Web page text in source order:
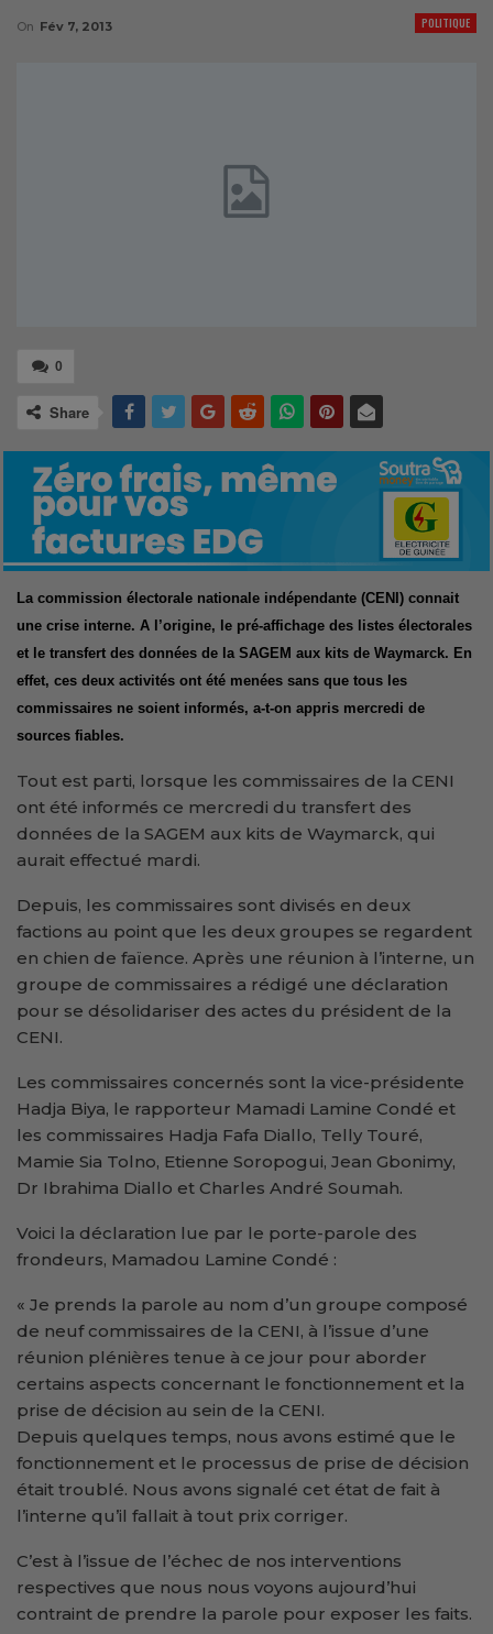
POLITIQUE
On Fév 7, 2013
0
Share
La commission électorale nationale indépendante (CENI) connait
une crise interne. A l’origine, le pré-affichage des listes électorales
et le transfert des données de la SAGEM aux kits de Waymarck. En
effet, ces deux activités ont été menées sans que tous les
commissaires ne soient informés, a-t-on appris mercredi de
sources fiables.
Tout est parti, lorsque les commissaires de la CENI
ont été informés ce mercredi du transfert des
données de la SAGEM aux kits de Waymarck, qui
aurait effectué mardi.
Depuis, les commissaires sont divisés en deux
factions au point que les deux groupes se regardent
en chien de faïence. Après une réunion à l’interne, un
groupe de commissaires a rédigé une déclaration
pour se désolidariser des actes du président de la
CENI.
Les commissaires concernés sont la vice-présidente
Hadja Biya, le rapporteur Mamadi Lamine Condé et
les commissaires Hadja Fafa Diallo, Telly Touré,
Mamie Sia Tolno, Etienne Soropogui, Jean Gbonimy,
Dr Ibrahima Diallo et Charles André Soumah.
Voici la déclaration lue par le porte-parole des
frondeurs, Mamadou Lamine Condé :
« Je prends la parole au nom d’un groupe composé
de neuf commissaires de la CENI, à l’issue d’une
réunion plénières tenue à ce jour pour aborder
certains aspects concernant le fonctionnement et la
prise de décision au sein de la CENI.
Depuis quelques temps, nous avons estimé que le
fonctionnement et le processus de prise de décision
était troublé. Nous avons signalé cet état de fait à
l’interne qu’il fallait à tout prix corriger.
C’est à l’issue de l’échec de nos interventions
respectives que nous nous voyons aujourd’hui
contraint de prendre la parole pour exposer les faits.